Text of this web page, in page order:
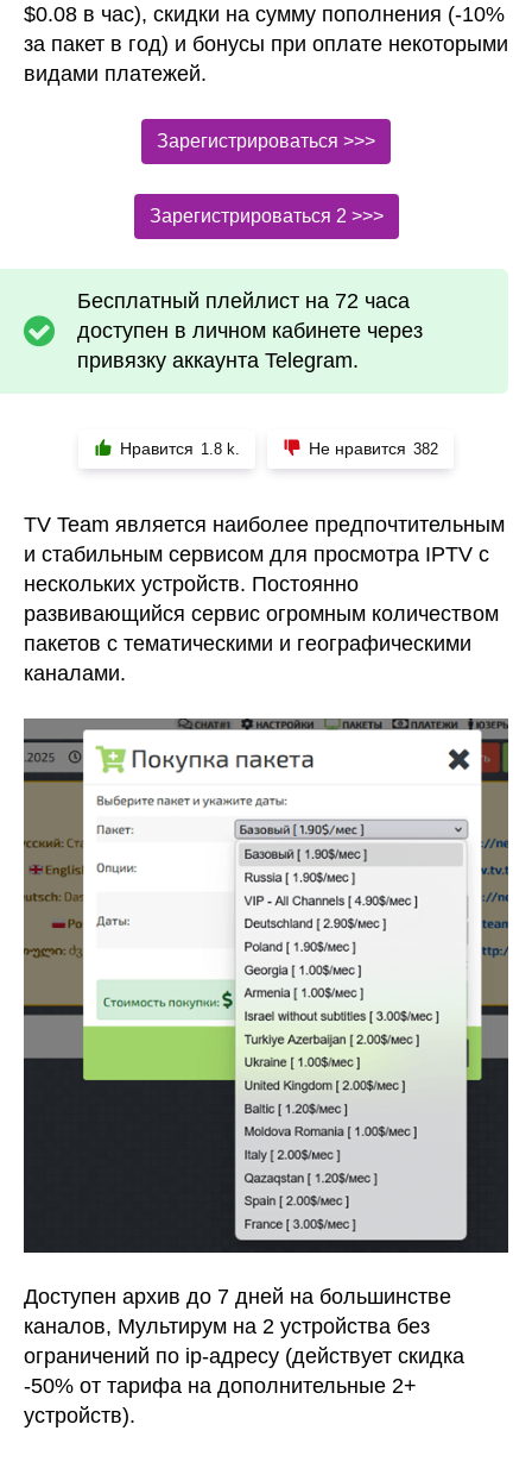
$0.08 в час), скидки на сумму пополнения (-10%
за пакет в год) и бонусы при оплате некоторыми
видами платежей.
Зарегистрироваться >>>
Зарегистрироваться 2 >>>
Бесплатный плейлист на 72 часа
доступен в личном кабинете через
привязку аккаунта Telegram.
Нравится 1.8 k. Не нравится 382
TV Team является наиболее предпочтительным
и стабильным сервисом для просмотра IPTV с
нескольких устройств. Постоянно
развивающийся сервис огромным количеством
пакетов с тематическими и географическими
каналами.
Доступен архив до 7 дней на большинстве
каналов, Мультирум на 2 устройства без
ограничений по ip-адресу (действует скидка
-50% от тарифа на дополнительные 2+
устройств).